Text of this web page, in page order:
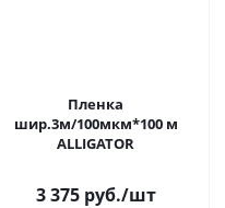
Пленка
шир.3м/100мкм*100 м
ALLIGATOR
3 375 руб./шт